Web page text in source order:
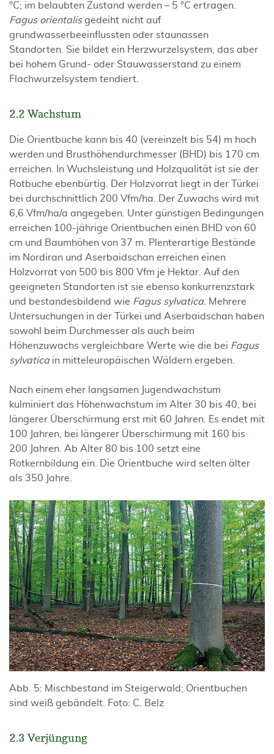
°C; im belaubten Zustand werden – 5 °C ertragen.
Fagus orientalisgedeiht nicht auf
grundwasserbeeinflussten oder staunassen
Standorten. Sie bildet ein Herzwurzelsystem, das aber
bei hohem Grund- oder Stauwasserstand zu einem
Flachwurzelsystem tendiert.
2.2 Wachstum
Die Orientbuche kann bis 40 (vereinzelt bis 54) m hoch
werden und Brusthöhendurchmesser (BHD) bis 170 cm
erreichen. In Wuchsleistung und Holzqualität ist sie der
Rotbuche ebenbürtig. Der Holzvorrat liegt in der Türkei
bei durchschnittlich 200 Vfm/ha. Der Zuwachs wird mit
6,6 Vfm/ha/a angegeben. Unter günstigen Bedingungen
erreichen 100-jährige Orientbuchen einen BHD von 60
cm und Baumhöhen von 37 m. Plenterartige Bestände
im Nordiran und Aserbaidschan erreichen einen
Holzvorrat von 500 bis 800 Vfm je Hektar. Auf den
geeigneten Standorten ist sie ebenso konkurrenzstark
und bestandesbildend wie Fagus sylvatica. Mehrere
Untersuchungen in der Türkei und Aserbaidschan haben
sowohl beim Durchmesser als auch beim
Höhenzuwachs vergleichbare Werte wie die bei Fagus
sylvaticain mitteleuropäischen Wäldern ergeben.
Nach einem eher langsamen Jugendwachstum
kulminiert das Höhenwachstum im Alter 30 bis 40, bei
längerer Überschirmung erst mit 60 Jahren. Es endet mit
100 Jahren, bei längerer Überschirmung mit 160 bis
200 Jahren. Ab Alter 80 bis 100 setzt eine
Rotkernbildung ein. Die Orientbuche wird selten älter
als 350 Jahre.
Abb. 5: Mischbestand im Steigerwald; Orientbuchen
sind weiß gebändelt. Foto: C. Belz
2.3 Verjüngung